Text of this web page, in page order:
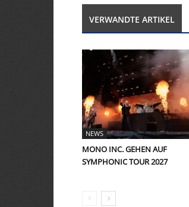
VERWANDTE ARTIKEL
NEWS
MONO INC. GEHEN AUF
SYMPHONIC TOUR 2027